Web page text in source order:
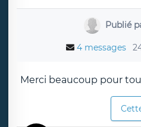
Publié
4 messages
Merci beaucoup pour